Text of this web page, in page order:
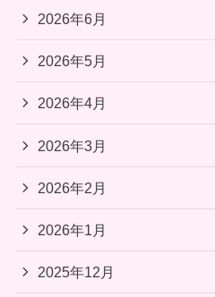
2026年6月
2026年5月
2026年4月
2026年3月
2026年2月
2026年1月
2025年12月